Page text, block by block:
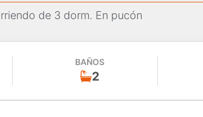
de 3 dorm. En pucón
BAÑOS
2